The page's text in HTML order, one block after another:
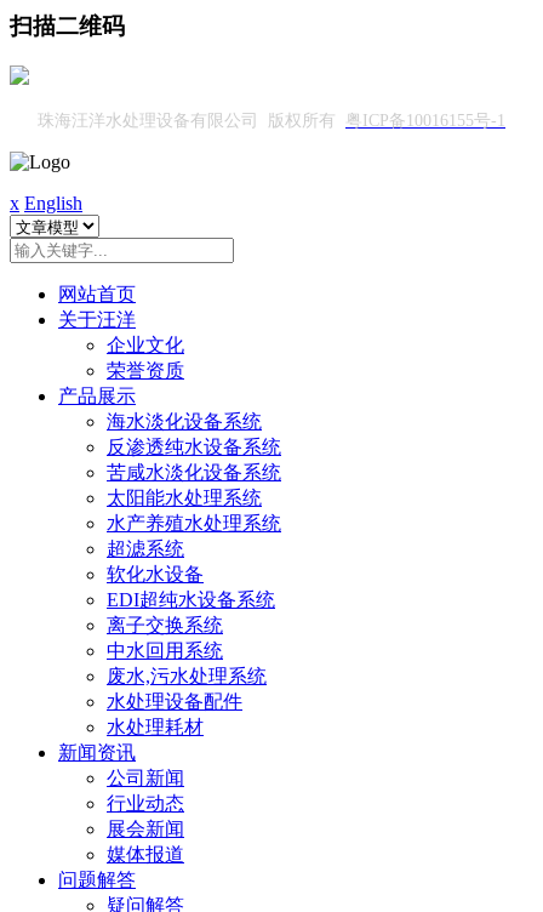
扫描二维码
珠海汪洋水处理设备有限公司 版权所有 粤ICP备10016155号-1
x English
网站首页
关于汪洋
企业文化
荣誉资质
产品展示
海水淡化设备系统
反渗透纯水设备系统
苦咸水淡化设备系统
太阳能水处理系统
水产养殖水处理系统
超滤系统
软化水设备
EDI超纯水设备系统
离子交换系统
中水回用系统
废水,污水处理系统
水处理设备配件
水处理耗材
新闻资讯
公司新闻
行业动态
展会新闻
媒体报道
问题解答
疑问解答